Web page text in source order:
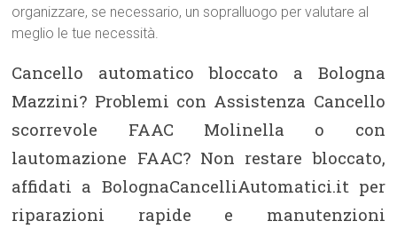
organizzare, se necessario, un sopralluogo per valutare al
meglio le tue necessità.
Cancello automatico bloccato a Bologna
Mazzini? Problemi con Assistenza Cancello
scorrevole FAAC Molinella o con
lautomazione FAAC? Non restare bloccato,
affidati a BolognaCancelliAutomatici.it per
riparazioni rapide e manutenzioni